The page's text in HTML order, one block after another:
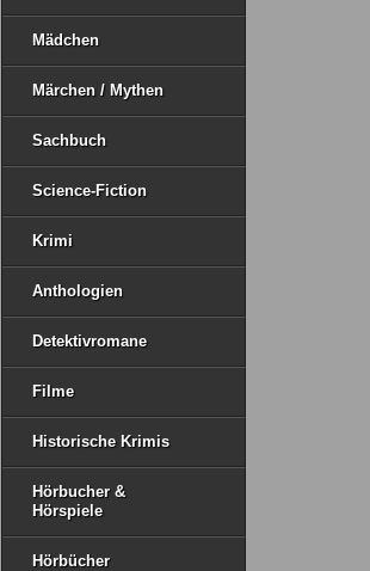
Mädchen
Märchen / Mythen
Sachbuch
Science-Fiction
Krimi
Anthologien
Detektivromane
Filme
Historische Krimis
Hörbucher &
Hörspiele
Hörbücher